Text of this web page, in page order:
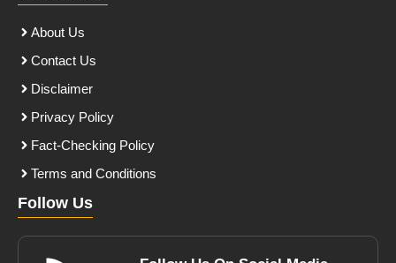
About Us
Contact Us
Disclaimer
Privacy Policy
Fact-Checking Policy
Terms and Conditions
Follow Us